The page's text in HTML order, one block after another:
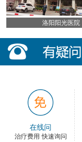
洛阳阳光医院
在线问
治疗费用 快速询问